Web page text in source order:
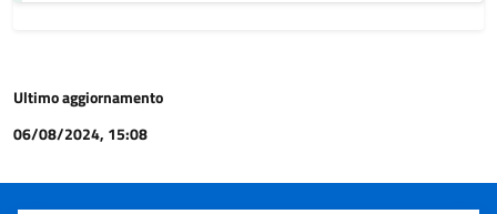
Ultimo aggiornamento
06/08/2024, 15:08